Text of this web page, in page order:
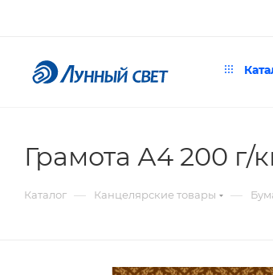
Грамота А4 200 г/
Каталог — Канцелярские товары —